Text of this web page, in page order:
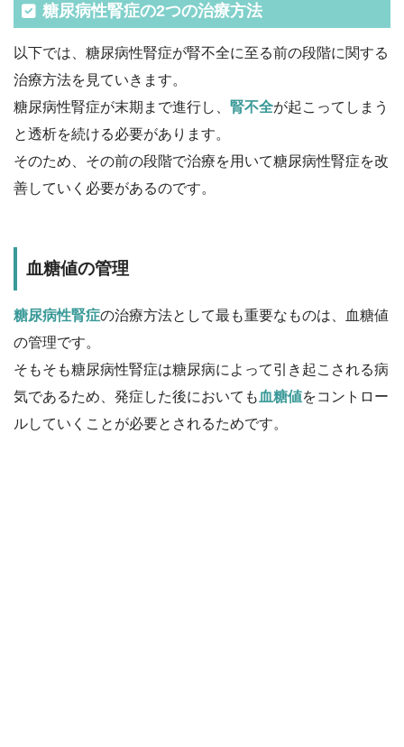
糖尿病性腎症の2つの治療方法
以下では、糖尿病性腎症が腎不全に至る前の段階に関する
治療方法を見ていきます。
糖尿病性腎症が末期まで進行し、 腎不全が起こってしまう
と透析を続ける必要があります。
そのため、その前の段階で治療を用いて糖尿病性腎症を改
善していく必要があるのです。
血糖値の管理
糖尿病性腎症の治療方法として最も重要なものは、血糖値
の管理です。
そもそも糖尿病性腎症は糖尿病によって引き起こされる病
気であるため、発症した後においても 血糖値をコントロー
ルしていくことが必要とされるためです。